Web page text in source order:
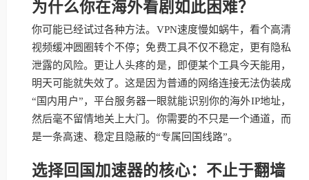
为什么你在海外看剧如此困难？
你可能已经试过各种方法。VPN速度慢如蜗牛，看个高清
视频缓冲圆圈转个不停；免费工具不仅不稳定，更有隐私
泄露的风险。更让人头疼的是，即便某个工具今天能用，
明天可能就失效了。这是因为普通的网络连接无法伪装成
“国内用户”，平台服务器一眼就能识别你的海外IP地址，
然后毫不留情地关上大门。你需要的不只是一个通道，而
是一条高速、稳定且隐蔽的“专属回国线路”。
选择回国加速器的核心：不止于翻墙